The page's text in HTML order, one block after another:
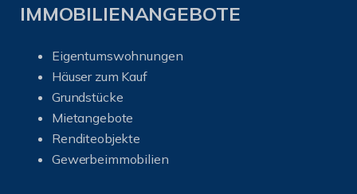
IMMOBILIENANGEBOTE
Eigentumswohnungen
Häuser zum Kauf
Grundstücke
Mietangebote
Renditeobjekte
Gewerbeimmobilien